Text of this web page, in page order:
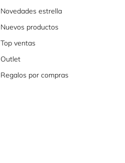
Novedades estrella
Nuevos productos
Top ventas
Outlet
Regalos por compras